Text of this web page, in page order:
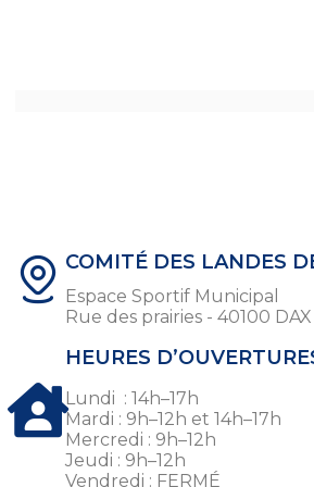
COMITÉ DES LANDES
Espace Sportif Municipal
Rue des prairies - 40100 DAX
HEURES
Lundi : 14h–17h
Mardi : 9h–12h et 14h–17h
Mercredi : 9h–12h
Jeudi : 9h–12h
Vendredi : FERMÉ